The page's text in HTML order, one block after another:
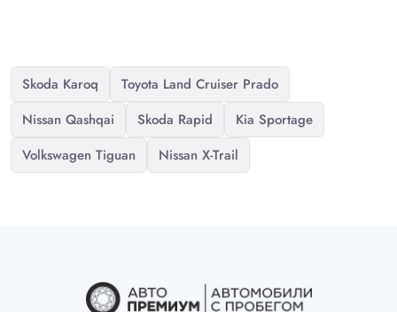
Skoda Karoq
Toyota Land Cruiser Prado
Nissan Qashqai
Skoda Rapid
Kia Sportage
Volkswagen Tiguan
Nissan X-Trail